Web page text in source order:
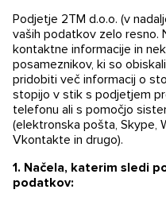
Podjetje 2TM d.o.o. (v
vaših podatkov zelo resno.
kontaktne informacije in
posameznikov, ki so
pridobiti več informacij o
stopijo v stik s podjetjem
telefonu ali s pomočjo
(elektronska pošta, Skype,
Vkontakte in drugo).
1. Načela, katerim sledi
podatkov: